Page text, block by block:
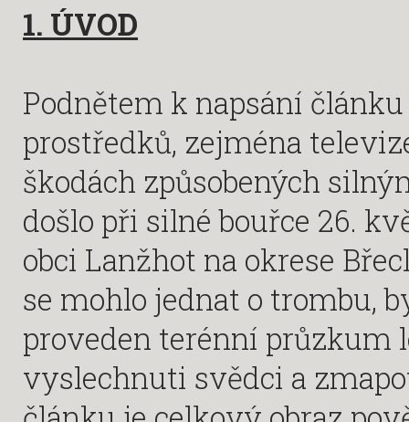
1. ÚVOD
Podnětem k napsání
prostředků, zejména
škodách způsobených
došlo při silné bouřce 26.
obci Lanžhot na okrese
se mohlo jednat o trombu,
proveden terénní
vyslechnuti svědci a